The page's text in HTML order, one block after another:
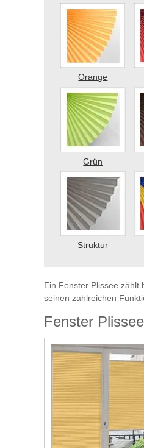
Orange
Grün
Struktur
Ein Fenster Plissee
seinen zahlreichen
Fenster